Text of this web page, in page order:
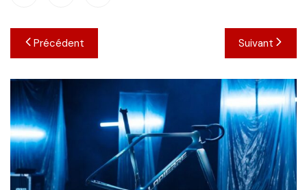
Navigation
de
l’article
Précédent Suivant